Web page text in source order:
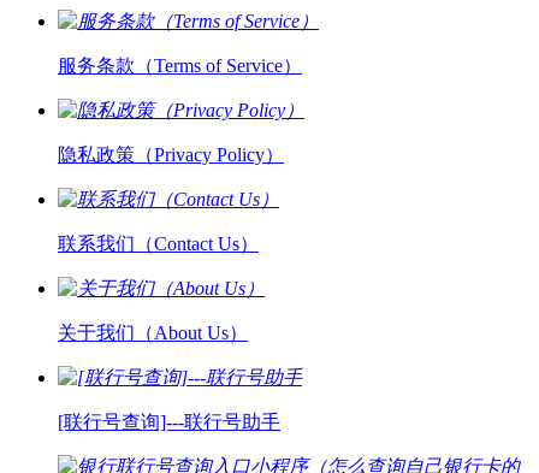
服务条款（Terms of Service）
隐私政策（Privacy Policy）
联系我们（Contact Us）
关于我们（About Us）
[联行号查询]---联行号助手